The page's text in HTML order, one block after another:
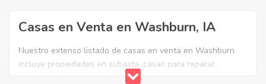
Casas en Venta en Washburn, IA
Nuestro extenso listado de casas en venta en Washburn
incluye propiedades en subasta, casas para reparar,
apartamentos reposeidos por el banco, ejecuciones